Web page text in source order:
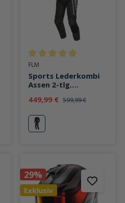
von 0 von 5 Sternen
rot
Durchschnittliche Bewertung
FLM
Sports Lederkombi
Assen 2-tlg.
449,99 € 599,99 €
rot
29%
Exklusiv